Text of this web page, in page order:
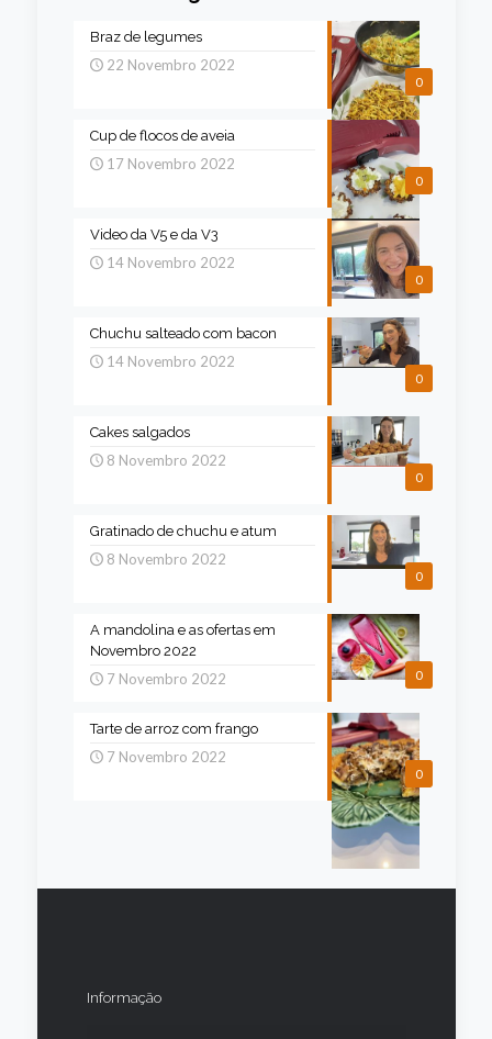
0
Braz de legumes
22 Novembro 2022
0
Cup de flocos de aveia
17 Novembro 2022
0
Video da V5 e da V3
14 Novembro 2022
0
Chuchu salteado com bacon
14 Novembro 2022
0
Cakes salgados
8 Novembro 2022
0
Gratinado de chuchu e atum
8 Novembro 2022
0
A mandolina e as ofertas em
Novembro 2022
7 Novembro 2022
0
Tarte de arroz com frango
7 Novembro 2022
Informação